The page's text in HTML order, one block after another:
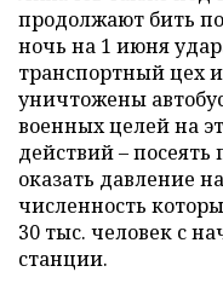
продолжают бить
ночь на 1 июня
транспортный цех
уничтожены
военных целей на
действий –
оказать давление
численность
30 тыс. человек с
станции.